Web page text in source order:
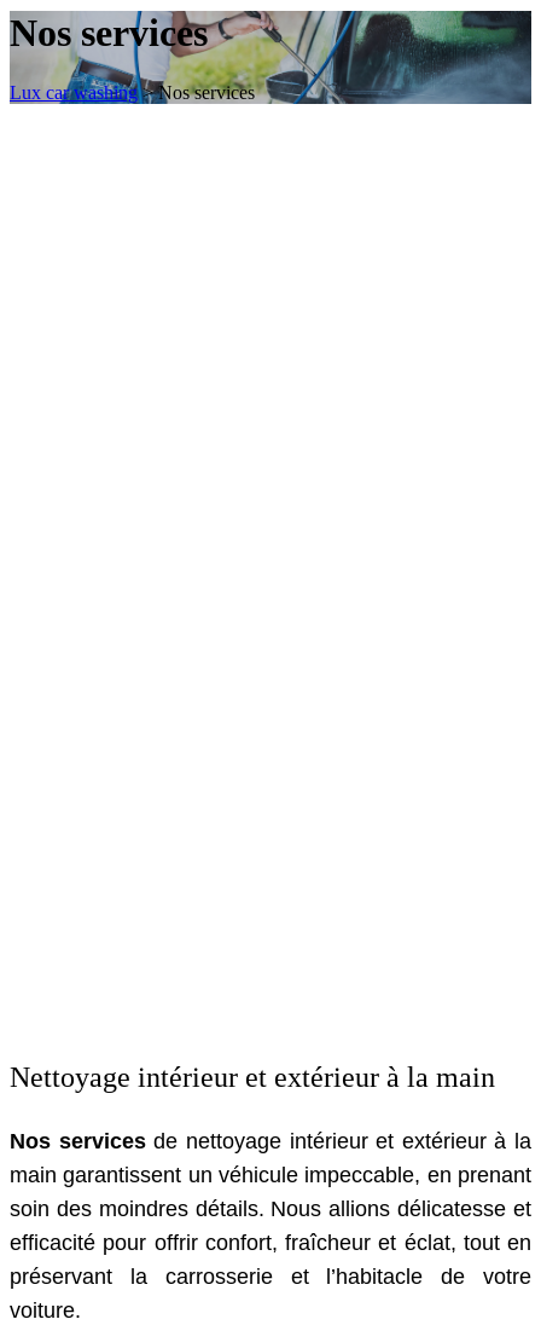
Nos services
Lux car washing>Nos services
Nettoyage intérieur et extérieur à la main
Nos servicesde nettoyage intérieur et extérieur à la
main garantissent un véhicule impeccable, en prenant
soin des moindres détails. Nous allions délicatesse et
efficacité pour offrir confort, fraîcheur et éclat, tout en
préservant la carrosserie et l’habitacle de votre
voiture.